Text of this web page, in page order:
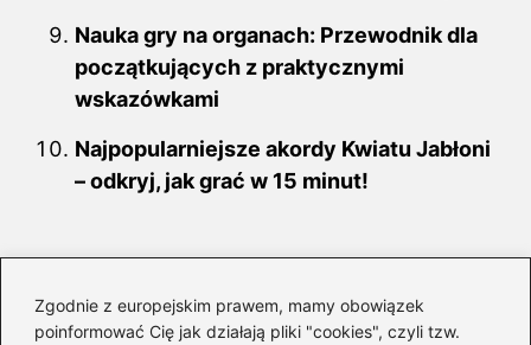
Zgodnie z europejskim prawem, mamy obowiązek
poinformować Cię jak działają pliki "cookies", czyli tzw.
Nauka gry na organach: Przewodnik dla
początkujących z praktycznymi
wskazówkami
Najpopularniejsze akordy Kwiatu Jabłoni
– odkryj, jak grać w 15 minut!